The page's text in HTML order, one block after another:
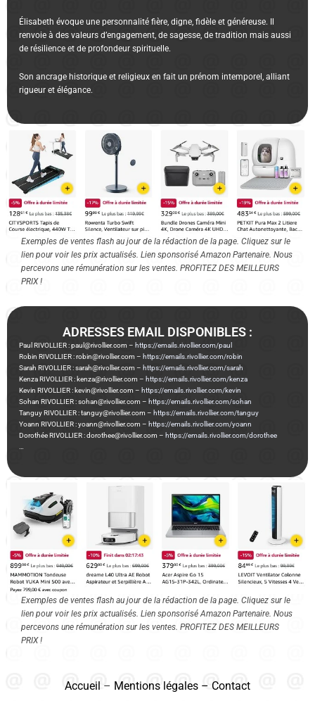
Élisabeth évoque une personnalité fière, digne, fidèle et généreuse. Il
renvoie à des valeurs d’engagement, de sagesse, de tradition mais aussi
de résilience et de profondeur spirituelle.
Son ancrage historique et religieux en fait un prénom intemporel, alliant
rigueur et élégance.
Exemples de ventes flash au jour de la rédaction de la page. Cliquez sur le
lien pour voir les prix actualisés. Lien sponsorisé Amazon Partenaire. Nous
percevons une rémunération sur les ventes. PROFITEZ DES MEILLEURS
PRIX !
ADRESSES EMAIL DISPONIBLES :
Paul RIVOLLIER : paul@rivollier.com – https://emails.rivollier.com/paul
Robin RIVOLLIER : robin@rivollier.com – https://emails.rivollier.com/robin
Sarah RIVOLLIER : sarah@rivollier.com – https://emails.rivollier.com/sarah
Kenza RIVOLLIER : kenza@rivollier.com – https://emails.rivollier.com/kenza
Kevin RIVOLLIER : kevin@rivollier.com – https://emails.rivollier.com/kevin
Sohan RIVOLLIER : sohan@rivollier.com – https://emails.rivollier.com/sohan
Tanguy RIVOLLIER : tanguy@rivollier.com – https://emails.rivollier.com/tanguy
Yoann RIVOLLIER : yoann@rivollier.com – https://emails.rivollier.com/yoann
Dorothée RIVOLLIER : dorothee@rivollier.com – https://emails.rivollier.com/dorothee
Exemples de ventes flash au jour de la rédaction de la page. Cliquez sur le
lien pour voir les prix actualisés. Lien sponsorisé Amazon Partenaire. Nous
percevons une rémunération sur les ventes. PROFITEZ DES MEILLEURS
PRIX !
Accueil – Mentions légales – Contact